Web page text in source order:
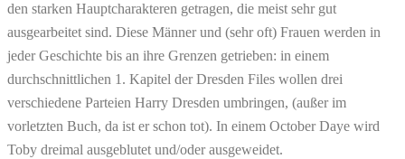
den starken Hauptcharakteren getragen, die meist sehr gut
ausgearbeitet sind. Diese Männer und (sehr oft) Frauen werden in
jeder Geschichte bis an ihre Grenzen getrieben: in einem
durchschnittlichen 1. Kapitel der Dresden Files wollen drei
verschiedene Parteien Harry Dresden umbringen, (außer im
vorletzten Buch, da ist er schon tot). In einem October Daye wird
Toby dreimal ausgeblutet und/oder ausgeweidet.